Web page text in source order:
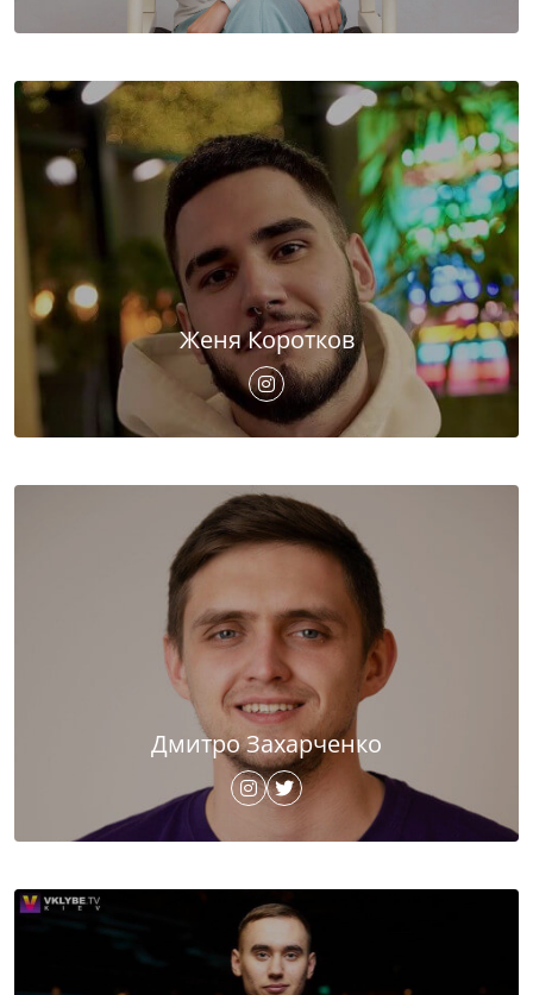
Женя Коротков
Дмитро Захарченко